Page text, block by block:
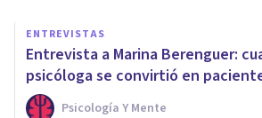
ENTREVISTAS
Entrevista a Marina Berenguer:
psicóloga se convirtió en
Psicología Y Mente